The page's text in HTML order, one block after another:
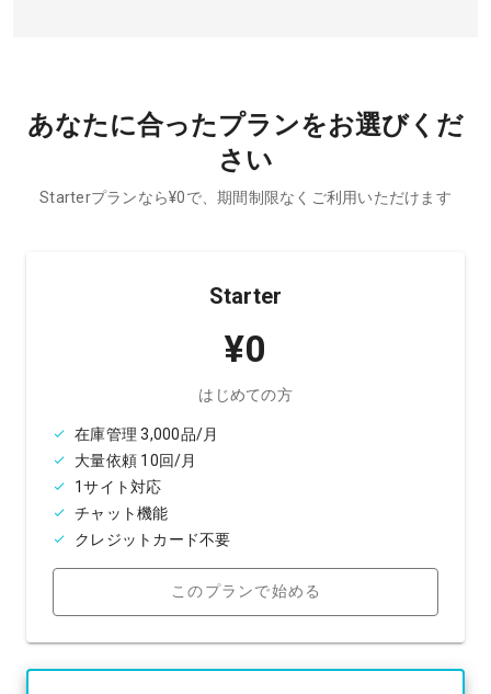
あなたに合ったプランをお選びくだ
さい
Starterプランなら¥0で、期間制限なくご利用いただけます
Starter
¥0
はじめての方
在庫管理 3,000品/月
大量依頼 10回/月
1サイト対応
チャット機能
クレジットカード不要
このプランで始める